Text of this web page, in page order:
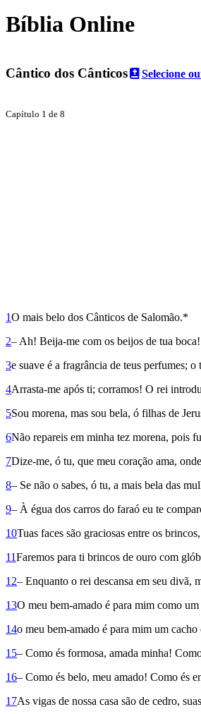
Bíblia Online
Cântico dos Cânticos Selecione
Capítulo 1 de 8
1O mais belo dos Cânticos de Salomão.*
2– Ah! Beija-me com os beijos de tua
3e suave é a fragrância de teus perfumes;
4Arrasta-me após ti; corramos! O rei
5Sou morena, mas sou bela, ó filhas de
6Não repareis em minha tez morena, pois
7Dize-me, ó tu, que meu coração ama,
8– Se não o sabes, ó tu, a mais bela das
9– À égua dos carros do faraó eu te
10Tuas faces são graciosas entre os
11Faremos para ti brincos de ouro com
12– Enquanto o rei descansa em seu divã,
13O meu bem-amado é para mim como
14o meu bem-amado é para mim um
15– Como és formosa, amada minha!
16– Como és belo, meu amado! Como és
17As vigas de nossa casa são de cedro,